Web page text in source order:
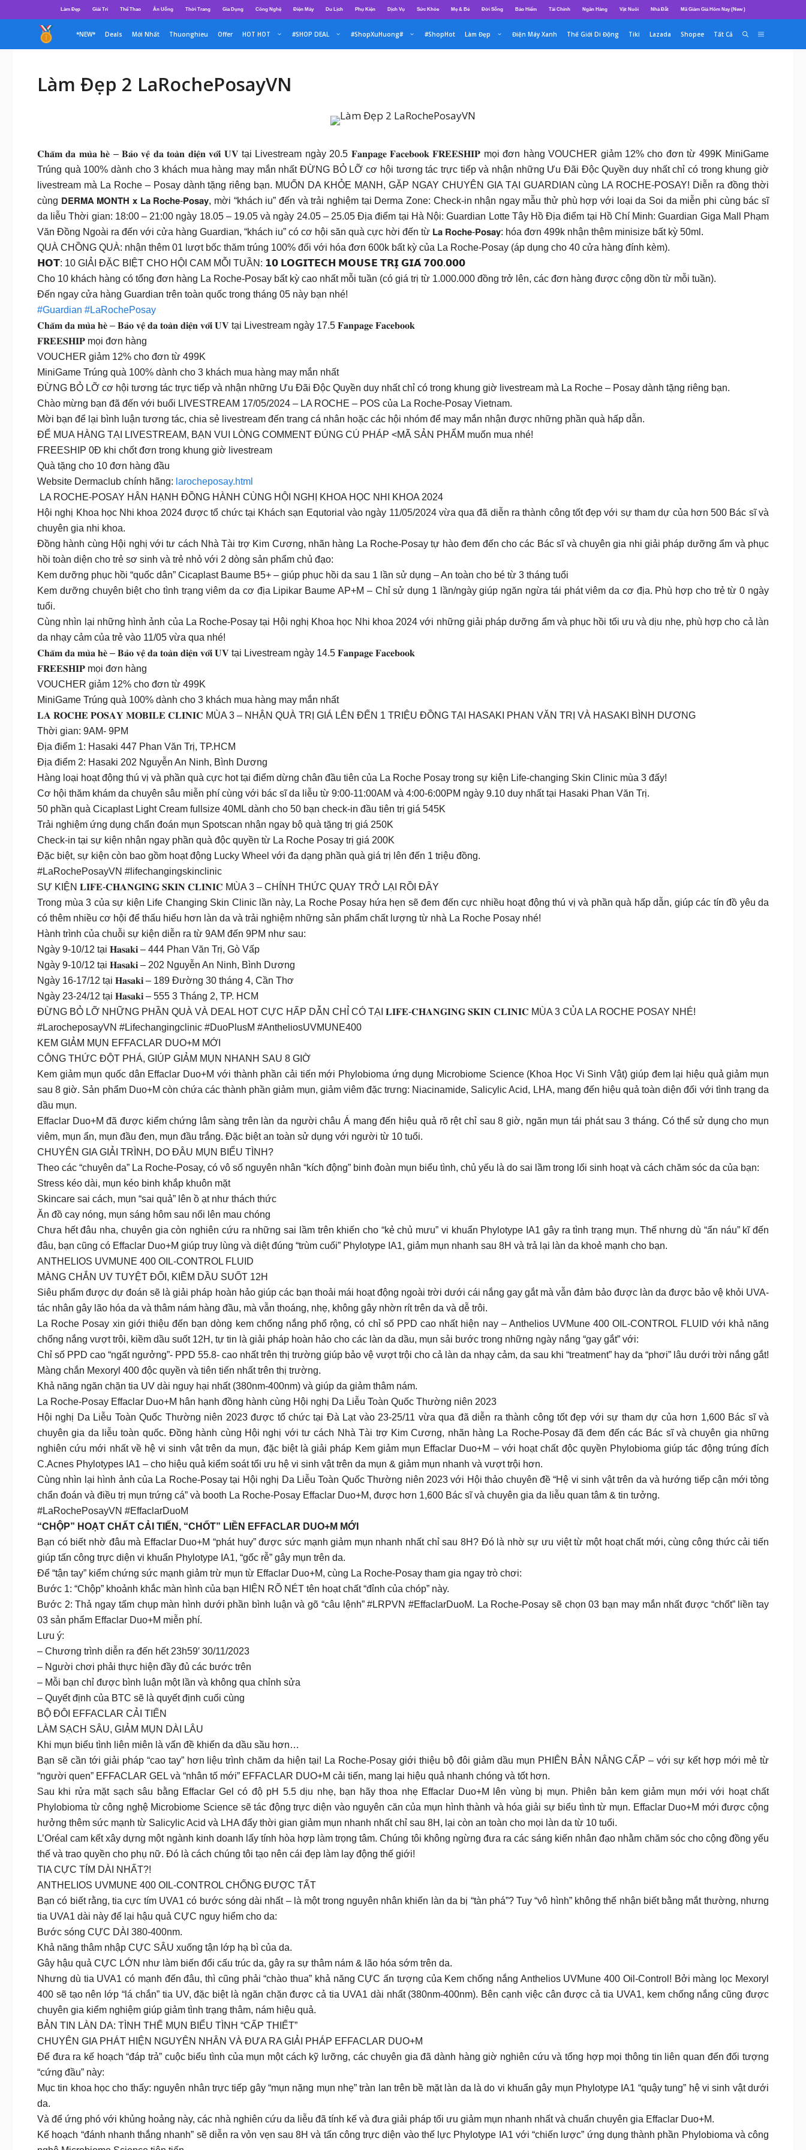
đến
dung
Làm Đẹp Giải Trí Thể Thao Ăn Uống Thời Trang Gia Dụng Công Nghệ Điện Máy Du Lịch Phụ Kiện Dịch Vụ Sức Khỏe Mẹ & Bé Đời Sống Bảo Hiểm Tài Chính Ngân Hàng Vật Nuôi Nhà Đất Mã Giảm Giá Hôm Nay (New )
*NEW* Deals Mới Nhất Thuonghieu Offer HOT HOT #SHOP DEAL #ShopXuHuong# #ShopHot Làm Đẹp Điện Máy Xanh Thế Giới Di Động Tiki Lazada Shopee Tất Cả
Làm Đẹp 2 LaRochePosayVN
𝐂𝐡𝐚̆𝐦 𝐝𝐚 𝐦𝐮̀𝐚 𝐡𝐞̀ – 𝐁𝐚̉𝐨 𝐯𝐞̣̂ 𝐝𝐚 𝐭𝐨𝐚̀𝐧 𝐝𝐢𝐞̣̂𝐧 𝐯𝐨̛́𝐢 𝐔𝐕 tại Livestream ngày 20.5 𝐅𝐚𝐧𝐩𝐚𝐠𝐞 𝐅𝐚𝐜𝐞𝐛𝐨𝐨𝐤 𝐅𝐑𝐄𝐄𝐒𝐇𝐈𝐏 mọi đơn hàng VOUCHER giảm 12% cho đơn từ 499K MiniGame
Trúng quà 100% dành cho 3 khách mua hàng may mắn nhất ĐỪNG BỎ LỠ cơ hội tương tác trực tiếp và nhận những Ưu Đãi Độc Quyền duy nhất chỉ có trong khung giờ
livestream mà La Roche – Posay dành tặng riêng bạn. MUỐN DA KHỎE MẠNH, GẶP NGAY CHUYÊN GIA TẠI GUARDIAN cùng LA ROCHE-POSAY! Diễn ra đồng thời
cùng 𝗗𝗘𝗥𝗠𝗔 𝗠𝗢𝗡𝗧𝗛 𝘅 𝗟𝗮 𝗥𝗼𝗰𝗵𝗲-𝗣𝗼𝘀𝗮𝘆, mời “khách iu” đến và trải nghiệm tại Derma Zone: Check-in nhận ngay mẫu thử phù hợp với loại da Soi da miễn phi cùng bác sĩ
da liễu Thời gian: 18:00 – 21:00 ngày 18.05 – 19.05 và ngày 24.05 – 25.05 Địa điểm tại Hà Nội: Guardian Lotte Tây Hồ Địa điểm tại Hồ Chí Minh: Guardian Giga Mall Phạm
Văn Đồng Ngoài ra đến với cửa hàng Guardian, “khách iu” có cơ hội săn quà cực hời đến từ 𝗟𝗮 𝗥𝗼𝗰𝗵𝗲-𝗣𝗼𝘀𝗮𝘆: hóa đơn 499k nhận thêm minisize bất kỳ 50ml.
QUÀ CHỒNG QUÀ: nhận thêm 01 lượt bốc thăm trúng 100% đối với hóa đơn 600k bất kỳ của La Roche-Posay (áp dụng cho 40 cửa hàng đính kèm).
𝗛𝗢𝗧: 10 GIẢI ĐẶC BIỆT CHO HỘI CAM MỖI TUẦN: 𝟭𝟬 𝗟𝗢𝗚𝗜𝗧𝗘𝗖𝗛 𝗠𝗢𝗨𝗦𝗘 𝗧𝗥𝗜̣ 𝗚𝗜𝗔́ 𝟳𝟬𝟬.𝟬𝟬𝟬
Cho 10 khách hàng có tổng đơn hàng La Roche-Posay bất kỳ cao nhất mỗi tuần (có giá trị từ 1.000.000 đồng trở lên, các đơn hàng được cộng dồn từ mỗi tuần).
Đến ngay cửa hàng Guardian trên toàn quốc trong tháng 05 này bạn nhé!
#Guardian #LaRochePosay
𝐂𝐡𝐚̆𝐦 𝐝𝐚 𝐦𝐮̀𝐚 𝐡𝐞̀ – 𝐁𝐚̉𝐨 𝐯𝐞̣̂ 𝐝𝐚 𝐭𝐨𝐚̀𝐧 𝐝𝐢𝐞̣̂𝐧 𝐯𝐨̛́𝐢 𝐔𝐕 tại Livestream ngày 17.5 𝐅𝐚𝐧𝐩𝐚𝐠𝐞 𝐅𝐚𝐜𝐞𝐛𝐨𝐨𝐤
𝐅𝐑𝐄𝐄𝐒𝐇𝐈𝐏 mọi đơn hàng
VOUCHER giảm 12% cho đơn từ 499K
MiniGame Trúng quà 100% dành cho 3 khách mua hàng may mắn nhất
ĐỪNG BỎ LỠ cơ hội tương tác trực tiếp và nhận những Ưu Đãi Độc Quyền duy nhất chỉ có trong khung giờ livestream mà La Roche – Posay dành tặng riêng bạn.
Chào mừng bạn đã đến với buổi LIVESTREAM 17/05/2024 – LA ROCHE – POS của La Roche-Posay Vietnam.
Mời bạn để lại bình luận tương tác, chia sẻ livestream đến trang cá nhân hoặc các hội nhóm để may mắn nhận được những phần quà hấp dẫn.
ĐỂ MUA HÀNG TẠI LIVESTREAM, BẠN VUI LÒNG COMMENT ĐÚNG CÚ PHÁP <MÃ SẢN PHẨM muốn mua nhé!
FREESHIP 0Đ khi chốt đơn trong khung giờ livestream
Quà tặng cho 10 đơn hàng đầu
Website Dermaclub chính hãng: larocheposay.html
️ LA ROCHE-POSAY HÂN HẠNH ĐỒNG HÀNH CÙNG HỘI NGHỊ KHOA HỌC NHI KHOA 2024
Hội nghị Khoa học Nhi khoa 2024 được tổ chức tại Khách sạn Equtorial vào ngày 11/05/2024 vừa qua đã diễn ra thành công tốt đẹp với sự tham dự của hơn 500 Bác sĩ và
chuyên gia nhi khoa.
Đồng hành cùng Hội nghị với tư cách Nhà Tài trợ Kim Cương, nhãn hàng La Roche-Posay tự hào đem đến cho các Bác sĩ và chuyên gia nhi giải pháp dưỡng ẩm và phục
hồi toàn diện cho trẻ sơ sinh và trẻ nhỏ với 2 dòng sản phẩm chủ đạo:
Kem dưỡng phục hồi “quốc dân” Cicaplast Baume B5+ – giúp phục hồi da sau 1 lần sử dụng – An toàn cho bé từ 3 tháng tuổi
Kem dưỡng chuyên biệt cho tình trạng viêm da cơ địa Lipikar Baume AP+M – Chỉ sử dụng 1 lần/ngày giúp ngăn ngừa tái phát viêm da cơ địa. Phù hợp cho trẻ từ 0 ngày
tuổi.
Cùng nhìn lại những hình ảnh của La Roche-Posay tại Hội nghị Khoa học Nhi khoa 2024 với những giải pháp dưỡng ẩm và phục hồi tối ưu và dịu nhẹ, phù hợp cho cả làn
da nhạy cảm của trẻ vào 11/05 vừa qua nhé!
𝐂𝐡𝐚̆𝐦 𝐝𝐚 𝐦𝐮̀𝐚 𝐡𝐞̀ – 𝐁𝐚̉𝐨 𝐯𝐞̣̂ 𝐝𝐚 𝐭𝐨𝐚̀𝐧 𝐝𝐢𝐞̣̂𝐧 𝐯𝐨̛́𝐢 𝐔𝐕 tại Livestream ngày 14.5 𝐅𝐚𝐧𝐩𝐚𝐠𝐞 𝐅𝐚𝐜𝐞𝐛𝐨𝐨𝐤
𝐅𝐑𝐄𝐄𝐒𝐇𝐈𝐏 mọi đơn hàng
VOUCHER giảm 12% cho đơn từ 499K
MiniGame Trúng quà 100% dành cho 3 khách mua hàng may mắn nhất
𝐋𝐀 𝐑𝐎𝐂𝐇𝐄 𝐏𝐎𝐒𝐀𝐘 𝐌𝐎𝐁𝐈𝐋𝐄 𝐂𝐋𝐈𝐍𝐈𝐂 MÙA 3 – NHẬN QUÀ TRỊ GIÁ LÊN ĐẾN 1 TRIỆU ĐỒNG TẠI HASAKI PHAN VĂN TRỊ VÀ HASAKI BÌNH DƯƠNG
Thời gian: 9AM- 9PM
Địa điểm 1: Hasaki 447 Phan Văn Trị, TP.HCM
Địa điểm 2: Hasaki 202 Nguyễn An Ninh, Bình Dương
Hàng loại hoạt động thú vị và phần quà cực hot tại điểm dừng chân đầu tiên của La Roche Posay trong sự kiện Life-changing Skin Clinic mùa 3 đấy!
Cơ hội thăm khám da chuyên sâu miễn phí cùng với bác sĩ da liễu từ 9:00-11:00AM và 4:00-6:00PM ngày 9.10 duy nhất tại Hasaki Phan Văn Trị.
50 phần quà Cicaplast Light Cream fullsize 40ML dành cho 50 bạn check-in đầu tiên trị giá 545K
Trải nghiệm ứng dụng chẩn đoán mụn Spotscan nhận ngay bộ quà tặng trị giá 250K
Check-in tại sự kiện nhận ngay phần quà độc quyền từ La Roche Posay trị giá 200K
Đặc biệt, sự kiện còn bao gồm hoạt động Lucky Wheel với đa dạng phần quà giá trị lên đến 1 triệu đồng.
#LaRochePosayVN #lifechangingskinclinic
SỰ KIỆN 𝐋𝐈𝐅𝐄-𝐂𝐇𝐀𝐍𝐆𝐈𝐍𝐆 𝐒𝐊𝐈𝐍 𝐂𝐋𝐈𝐍𝐈𝐂 MÙA 3 – CHÍNH THỨC QUAY TRỞ LẠI RỒI ĐÂY
Trong mùa 3 của sự kiện Life Changing Skin Clinic lần này, La Roche Posay hứa hẹn sẽ đem đến cực nhiều hoạt động thú vị và phần quà hấp dẫn, giúp các tín đồ yêu da
có thêm nhiều cơ hội để thấu hiểu hơn làn da và trải nghiệm những sản phẩm chất lượng từ nhà La Roche Posay nhé!
Hành trình của chuỗi sự kiện diễn ra từ 9AM đến 9PM như sau:
Ngày 9-10/12 tại 𝐇𝐚𝐬𝐚𝐤𝐢 – 444 Phan Văn Trị, Gò Vấp
Ngày 9-10/12 tại 𝐇𝐚𝐬𝐚𝐤𝐢 – 202 Nguyễn An Ninh, Bình Dương
Ngày 16-17/12 tại 𝐇𝐚𝐬𝐚𝐤𝐢 – 189 Đường 30 tháng 4, Cần Thơ
Ngày 23-24/12 tại 𝐇𝐚𝐬𝐚𝐤𝐢 – 555 3 Tháng 2, TP. HCM
ĐỪNG BỎ LỠ NHỮNG PHẦN QUÀ VÀ DEAL HOT CỰC HẤP DẪN CHỈ CÓ TẠI 𝐋𝐈𝐅𝐄-𝐂𝐇𝐀𝐍𝐆𝐈𝐍𝐆 𝐒𝐊𝐈𝐍 𝐂𝐋𝐈𝐍𝐈𝐂 MÙA 3 CỦA LA ROCHE POSAY NHÉ!
#LarocheposayVN #Lifechangingclinic #DuoPlusM #AntheliosUVMUNE400
KEM GIẢM MỤN EFFACLAR DUO+M MỚI
CÔNG THỨC ĐỘT PHÁ, GIÚP GIẢM MỤN NHANH SAU 8 GIỜ
Kem giảm mụn quốc dân Effaclar Duo+M với thành phần cải tiến mới Phylobioma ứng dụng Microbiome Science (Khoa Học Vi Sinh Vật) giúp đem lại hiệu quả giảm mụn
sau 8 giờ. Sản phẩm Duo+M còn chứa các thành phần giảm mụn, giảm viêm đặc trưng: Niacinamide, Salicylic Acid, LHA, mang đến hiệu quả toàn diện đối với tình trạng da
dầu mụn.
Effaclar Duo+M đã được kiểm chứng lâm sàng trên làn da người châu Á mang đến hiệu quả rõ rệt chỉ sau 8 giờ, ngăn mụn tái phát sau 3 tháng. Có thể sử dụng cho mụn
viêm, mụn ẩn, mụn đầu đen, mụn đầu trắng. Đặc biệt an toàn sử dụng với người từ 10 tuổi.
CHUYÊN GIA GIẢI TRÌNH, DO ĐÂU MỤN BIỂU TÌNH?
Theo các “chuyên da” La Roche-Posay, có vô số nguyên nhân “kích động” binh đoàn mụn biểu tình, chủ yếu là do sai lầm trong lối sinh hoạt và cách chăm sóc da của bạn:
Stress kéo dài, mụn kéo binh khắp khuôn mặt
Skincare sai cách, mụn “sai quả” lên ồ ạt như thách thức
Ăn đồ cay nóng, mụn sáng hôm sau nổi lên mau chóng
Chưa hết đâu nha, chuyên gia còn nghiên cứu ra những sai lầm trên khiến cho “kẻ chủ mưu” vi khuẩn Phylotype IA1 gây ra tình trạng mụn. Thế nhưng dù “ẩn náu” kĩ đến
đâu, bạn cũng có Effaclar Duo+M giúp truy lùng và diệt đúng “trùm cuối” Phylotype IA1, giảm mụn nhanh sau 8H và trả lại làn da khoẻ mạnh cho bạn.
ANTHELIOS UVMUNE 400 OIL-CONTROL FLUID
MÀNG CHẮN UV TUYỆT ĐỐI, KIỀM DẦU SUỐT 12H
Siêu phẩm được dự đoán sẽ là giải pháp hoàn hảo giúp các bạn thoải mái hoạt động ngoài trời dưới cái nắng gay gắt mà vẫn đảm bảo được làn da được bảo vệ khỏi UVA-
tác nhân gây lão hóa da và thâm nám hàng đầu, mà vẫn thoáng, nhẹ, không gây nhờn rít trên da và dễ trôi.
La Roche Posay xin giới thiệu đến bạn dòng kem chống nắng phổ rộng, có chỉ số PPD cao nhất hiện nay – Anthelios UVMune 400 OIL-CONTROL FLUID với khả năng
chống nắng vượt trội, kiềm dầu suốt 12H, tự tin là giải pháp hoàn hảo cho các làn da dầu, mụn sải bước trong những ngày nắng “gay gắt” với:
Chỉ số PPD cao “ngất ngưởng”- PPD 55.8- cao nhất trên thị trường giúp bảo vệ vượt trội cho cả làn da nhạy cảm, da sau khi “treatment” hay da “phơi” lâu dưới trời nắng gắt!
Màng chắn Mexoryl 400 độc quyền và tiên tiến nhất trên thị trường.
Khả năng ngăn chặn tia UV dài nguy hại nhất (380nm-400nm) và giúp da giảm thâm nám.
La Roche-Posay Effaclar Duo+M hân hạnh đồng hành cùng Hội nghị Da Liễu Toàn Quốc Thường niên 2023
Hội nghị Da Liễu Toàn Quốc Thường niên 2023 được tổ chức tại Đà Lạt vào 23-25/11 vừa qua đã diễn ra thành công tốt đẹp với sự tham dự của hơn 1,600 Bác sĩ và
chuyên gia da liễu toàn quốc. Đồng hành cùng Hội nghị với tư cách Nhà Tài trợ Kim Cương, nhãn hàng La Roche-Posay đã đem đến các Bác sĩ và chuyên gia những
nghiên cứu mới nhất về hệ vi sinh vật trên da mụn, đặc biệt là giải pháp Kem giảm mụn Effaclar Duo+M – với hoạt chất độc quyền Phylobioma giúp tác động trúng đích
C.Acnes Phylotypes IA1 – cho hiệu quả kiểm soát tổi ưu hệ vi sinh vật trên da mụn & giảm mụn nhanh và vượt trội hơn.
Cùng nhìn lại hình ảnh của La Roche-Posay tại Hội nghị Da Liễu Toàn Quốc Thường niên 2023 với Hội thảo chuyên đề “Hệ vi sinh vật trên da và hướng tiếp cận mới tỏng
chẩn đoán và điều trị mụn trứng cá” và booth La Roche-Posay Effaclar Duo+M, được hơn 1,600 Bác sĩ và chuyên gia da liễu quan tâm & tin tưởng.
#LaRochePosayVN #EffaclarDuoM
“CHỘP” HOẠT CHẤT CẢI TIẾN, “CHỐT” LIỀN EFFACLAR DUO+M MỚI
Bạn có biết nhờ đâu mà Effaclar Duo+M “phát huy” được sức mạnh giảm mụn nhanh nhất chỉ sau 8H? Đó là nhờ sự ưu việt từ một hoạt chất mới, cùng công thức cải tiến
giúp tấn công trực diện vi khuẩn Phylotype IA1, “gốc rễ” gây mụn trên da.
Để “tận tay” kiểm chứng sức mạnh giảm trừ mụn từ Effaclar Duo+M, cùng La Roche-Posay tham gia ngay trò chơi:
Bước 1: “Chộp” khoảnh khắc màn hình của bạn HIỆN RÕ NÉT tên hoạt chất “đỉnh của chóp” này.
Bước 2: Thả ngay tấm chụp màn hình dưới phần bình luận và gõ “câu lệnh” #LRPVN #EffaclarDuoM. La Roche-Posay sẽ chọn 03 bạn may mắn nhất được “chốt” liền tay
03 sản phẩm Effaclar Duo+M miễn phí.
Lưu ý:
– Chương trình diễn ra đến hết 23h59′ 30/11/2023
– Người chơi phải thực hiện đầy đủ các bước trên
– Mỗi bạn chỉ được bình luận một lần và không qua chỉnh sửa
– Quyết định của BTC sẽ là quyết định cuối cùng
BỘ ĐÔI EFFACLAR CẢI TIẾN
LÀM SẠCH SÂU, GIẢM MỤN DÀI LÂU
Khi mụn biểu tình liên miên là vấn đề khiến da dầu sầu hơn…
Bạn sẽ cần tới giải pháp “cao tay” hơn liệu trình chăm da hiện tại! La Roche-Posay giới thiệu bộ đôi giảm dầu mụn PHIÊN BẢN NÂNG CẤP – với sự kết hợp mới mẻ từ
“người quen” EFFACLAR GEL và “nhân tố mới” EFFACLAR DUO+M cải tiến, mang lại hiệu quả nhanh chóng và tốt hơn.
Sau khi rửa mặt sạch sâu bằng Effaclar Gel có độ pH 5.5 dịu nhẹ, bạn hãy thoa nhẹ Effaclar Duo+M lên vùng bị mụn. Phiên bản kem giảm mụn mới với hoạt chất
Phylobioma từ công nghệ Microbiome Science sẽ tác động trực diện vào nguyên căn của mụn hình thành và hóa giải sự biểu tình từ mụn. Effaclar Duo+M mới được cộng
hưởng thêm sức mạnh từ Salicylic Acid và LHA đẩy thời gian giảm mụn nhanh nhất chỉ sau 8H, lại còn an toàn cho mọi làn da từ 10 tuổi.
L’Oréal cam kết xây dựng một ngành kinh doanh lấy tính hòa hợp làm trọng tâm. Chúng tôi không ngừng đưa ra các sáng kiến nhân đạo nhằm chăm sóc cho cộng đồng yếu
thế và trao quyền cho phụ nữ. Đó là cách chúng tôi tạo nên cái đẹp làm lay động thế giới!
TIA CỰC TÍM DÀI NHẤT?!
ANTHELIOS UVMUNE 400 OIL-CONTROL CHỐNG ĐƯỢC TẤT
Bạn có biết rằng, tia cực tím UVA1 có bước sóng dài nhất – là một trong nguyên nhân khiến làn da bị “tàn phá”? Tuy “vô hình” không thể nhận biết bằng mắt thường, nhưng
tia UVA1 dài này để lại hậu quả CỰC nguy hiểm cho da:
Bước sóng CỰC DÀI 380-400nm.
Khả năng thâm nhập CỰC SÂU xuống tận lớp hạ bì của da.
Gây hậu quả CỰC LỚN như làm biến đổi cấu trúc da, gây ra sự thâm nám & lão hóa sớm trên da.
Nhưng dù tia UVA1 có mạnh đến đâu, thì cũng phải “chào thua” khả năng CỰC ấn tượng của Kem chống nắng Anthelios UVMune 400 Oil-Control! Bởi màng lọc Mexoryl
400 sẽ tạo nên lớp “lá chắn” tia UV, đặc biệt là ngăn chặn được cả tia UVA1 dài nhất (380nm-400nm). Bên cạnh việc cân được cả tia UVA1, kem chống nắng cũng được
chuyên gia kiểm nghiệm giúp giảm tình trạng thâm, nám hiệu quả.
BẢN TIN LÀN DA: TÌNH THẾ MỤN BIỂU TÌNH “CẤP THIẾT”
CHUYÊN GIA PHÁT HIỆN NGUYÊN NHÂN VÀ ĐƯA RA GIẢI PHÁP EFFACLAR DUO+M
Để đưa ra kế hoạch “đáp trả” cuộc biểu tình của mụn một cách kỹ lưỡng, các chuyên gia đã dành hàng giờ nghiên cứu và tổng hợp mọi thông tin liên quan đến đối tượng
“cứng đầu” này:
Mục tin khoa học cho thấy: nguyên nhân trực tiếp gây “mụn nặng mụn nhẹ” tràn lan trên bề mặt làn da là do vi khuẩn gây mụn Phylotype IA1 “quậy tung” hệ vi sinh vật dưới
da.
Và để ứng phó với khủng hoảng này, các nhà nghiên cứu da liễu đã tính kế và đưa giải pháp tối ưu giảm mụn nhanh nhất và chuẩn chuyên gia Effaclar Duo+M.
Kế hoạch “đánh nhanh thắng nhanh” sẽ diễn ra vỏn vẹn sau 8H và tấn công trực diện vào thế lực Phylotype IA1 với “chiến lược” ứng dụng thành phần Phylobioma và công